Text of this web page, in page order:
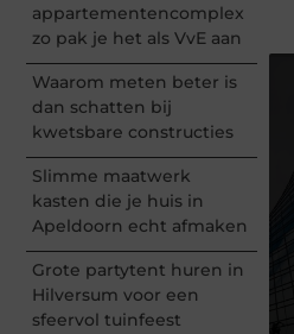
appartementencomplex
zo pak je het als VvE aan
Waarom meten beter is
dan schatten bij
kwetsbare constructies
Slimme maatwerk
kasten die je huis in
Apeldoorn echt afmaken
Grote partytent huren in
Hilversum voor een
sfeervol tuinfeest